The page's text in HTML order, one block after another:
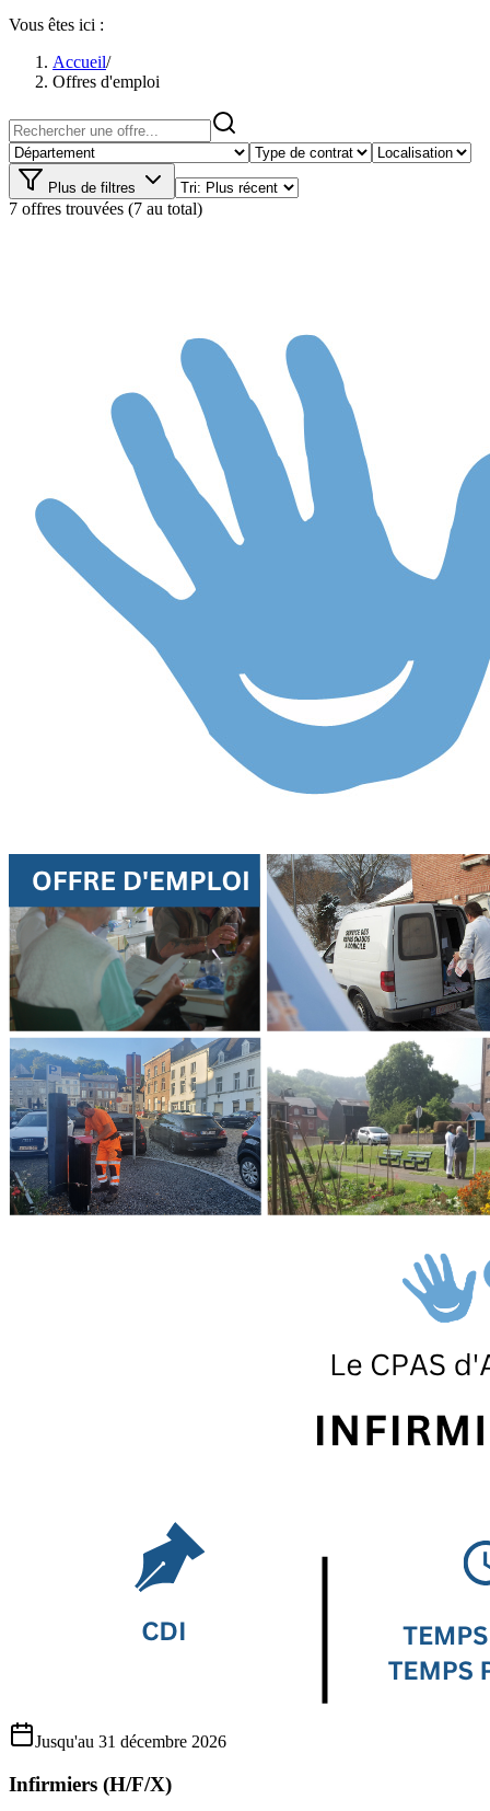
Vous êtes ici :
Accueil/
Offres d'emploi
Plus de filtres
7 offres trouvées (7 au total)
Jusqu'au 31 décembre 2026
Infirmiers (H/F/X)